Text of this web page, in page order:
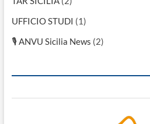
UFFICIO STUDI (1)
🎙 ANVU Sicilia News (2)